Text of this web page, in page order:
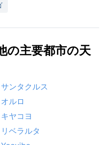
間が長く、空気が澄ん
の主要都市の天
サンタクルス
オルロ
キヤコヨ
リベラルタ